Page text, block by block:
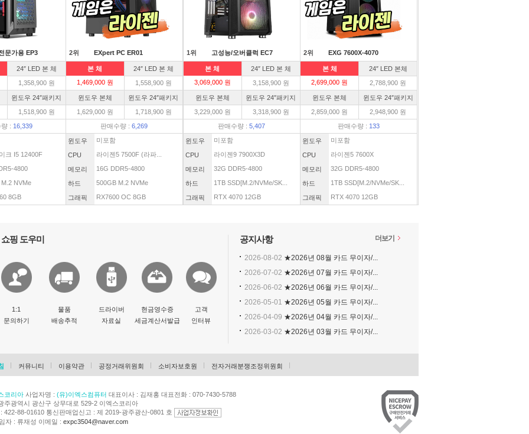
문가용 EP3
24″ LED 본 체
1,358,900 원
윈도우 24″패키지
1,518,900 원
: 16,339
크 I5 12400F
4800
NVMe
8GB
2위 EXpert PC ER01
본 체
24″ LED 본 체
1,469,000 원
1,558,900 원
윈도우 본체
윈도우 24″패키지
1,629,000 원
1,718,900 원
판매수량 :6,269
윈도우 미포함
CPU 라이젠5 7500F (라파...
메모리 16G DDR5-4800
하드 500GB M.2 NVMe
그래픽 RX7600 OC 8GB
1위 고성능/오버클럭 EC7
본 체
24″ LED 본 체
3,069,000 원
3,158,900 원
윈도우 본체
윈도우 24″패키지
3,229,000 원
3,318,900 원
판매수량 :5,407
윈도우 미포함
CPU 라이젠9 7900X3D
메모리 32G DDR5-4800
하드 1TB SSD[M.2/NVMe/SK...
그래픽 RTX 4070 12GB
2위 EXG 7600X-4070
본 체
24″ LED 본체
2,699,000 원
2,788,900 원
윈도우 본체
윈도우 24″패키지
2,859,000 원
2,948,900 원
판매수량 : 133
윈도우 미포함
CPU 라이젠5 7600X
메모리 32G DDR5-4800
하드 1TB SSD[M.2/NVMe/SK...
그래픽 RTX 4070 12GB
쇼핑 도우미
1:1
문의하기
물품
배송추적
드라이버
자료실
현금영수증
세금계산서발급
고객
인터뷰
공지사항 더보기
2026-08-02 ★2026년 08월 카드 무이자/...
2026-07-02 ★2026년 07월 카드 무이자/...
2026-06-02 ★2026년 06월 카드 무이자/...
2026-05-01 ★2026년 05월 카드 무이자/...
2026-04-09 ★2026년 04월 카드 무이자/...
2026-03-02 ★2026년 03월 카드 무이자/...
커뮤니티 이용약관 공정거래위원회 소비자보호원 전자거래분쟁조정위원회
코리아사업자명 : (유)이엑스컴퓨터 대표이사 : 김재홍 대표전화 : 070-7430-5788
주광역시 광산구 상무대로 529-2 이엑스코리아
422-88-01610 통신판매업신고 : 제 2019-광주광산-0801 호
자 : 류재성 이메일 : expc3504@naver.com